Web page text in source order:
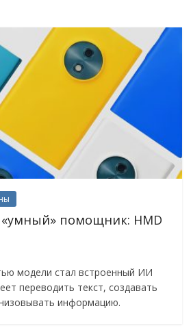
помощник: HMD
модели стал встроенный ИИ
переводить текст, создавать
информацию.